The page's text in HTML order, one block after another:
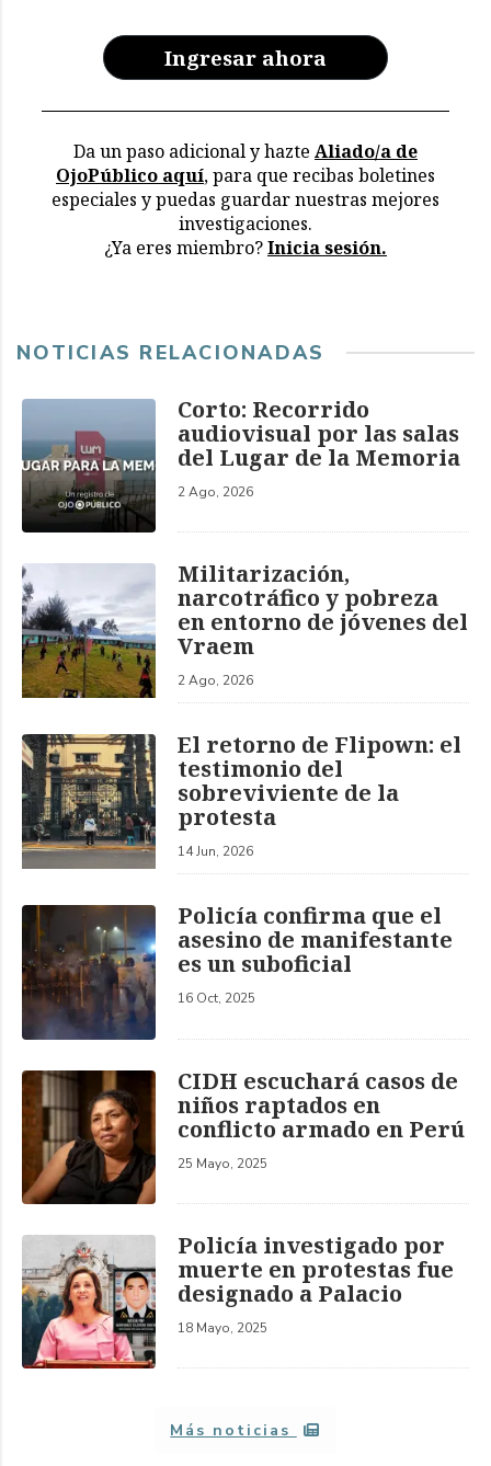
Ingresar ahora
Da un paso adicional y hazte Aliado/a de
OjoPúblico aquí, para que recibas boletines
especiales y puedas guardar nuestras mejores
investigaciones.
¿Ya eres miembro?Inicia sesión.
NOTICIAS RELACIONADAS
Corto: Recorrido
audiovisual por las salas
del Lugar de la Memoria
2 Ago, 2026
Militarización,
narcotráfico y pobreza
en entorno de jóvenes del
Vraem
2 Ago, 2026
El retorno de Flipown: el
testimonio del
sobreviviente de la
protesta
14 Jun, 2026
Policía confirma que el
asesino de manifestante
es un suboficial
16 Oct, 2025
CIDH escuchará casos de
niños raptados en
conflicto armado en Perú
25 Mayo, 2025
Policía investigado por
muerte en protestas fue
designado a Palacio
18 Mayo, 2025
Más noticias